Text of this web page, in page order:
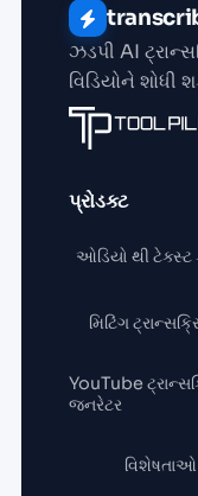
ઝડપી AI
વિડિયોને શોધી
પ્રોડક્ટ
ઓડિયો થી ટેક્સ્ટ
મિટિંગ
YouTube
જનરેટર
વિશેષતાઓ